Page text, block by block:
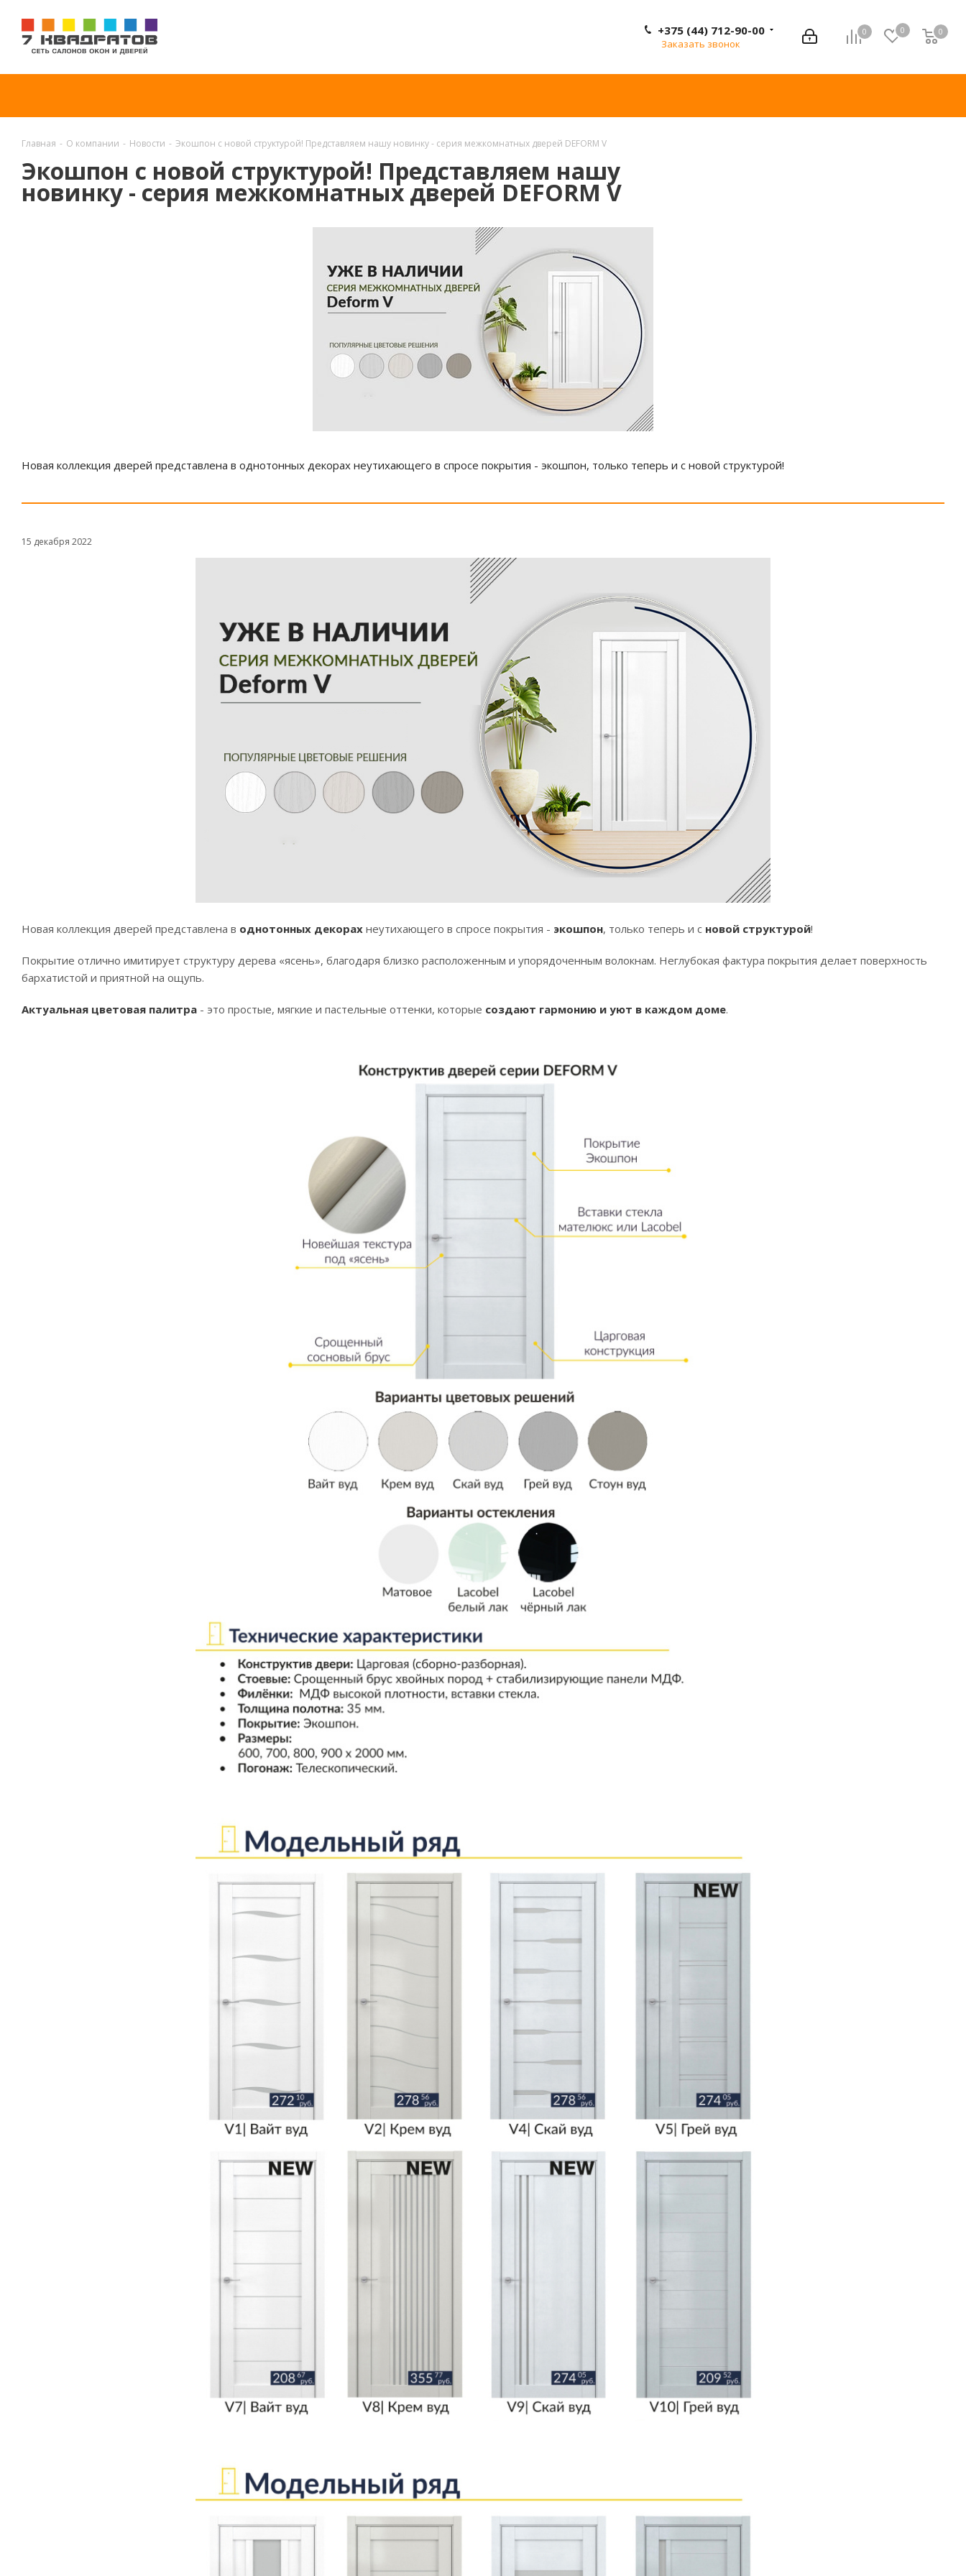
0 0 0
0
+375 (44) 712-90-00
Заказать звонок
Главная - О компании - Новости - Экошпон с новой структурой! Представляем нашу новинку - серия межкомнатных дверей DEFORM V
Экошпон с новой структурой! Представляем нашу
новинку - серия межкомнатных дверей DEFORM V
Новая коллекция дверей представлена в однотонных декорах неутихающего в спросе покрытия - экошпон, только теперь и с новой структурой!
15 декабря 2022
Новая коллекция дверей представлена в однотонных декорах неутихающего в спросе покрытия - экошпон, только теперь и с новой структурой!
Покрытие отлично имитирует структуру дерева «ясень», благодаря близко расположенным и упорядоченным волокнам. Неглубокая фактура покрытия делает поверхность
бархатистой и приятной на ощупь.
Актуальная цветовая палитра - это простые, мягкие и пастельные оттенки, которые создают гармонию и уют в каждом доме.